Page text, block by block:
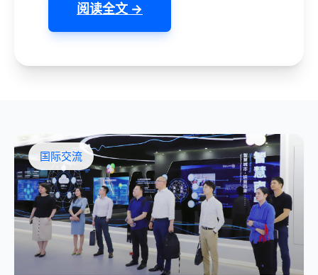
阅读全文 →
国际交流